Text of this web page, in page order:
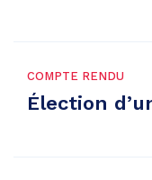
COMPTE RENDU
Élection